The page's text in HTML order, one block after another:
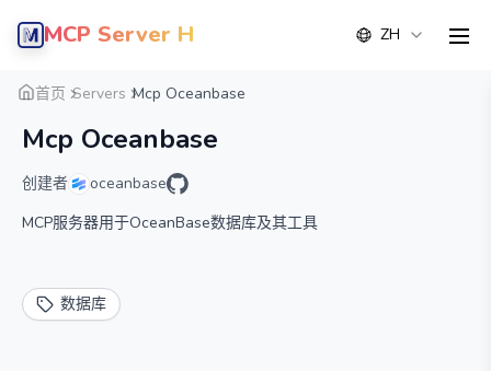
MCP Server Hub ZH
首页 Servers Mcp Oceanbase
Mcp Oceanbase
创建者
oceanbase
MCP服务器用于OceanBase数据库及其工具
数据库
概览 详情